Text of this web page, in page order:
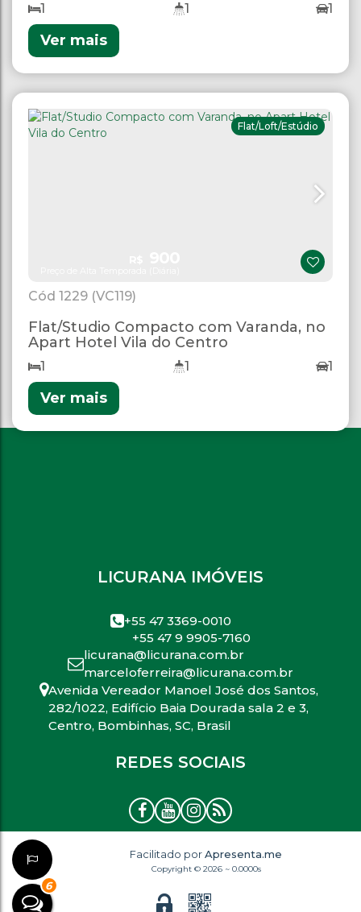
6
1 1 1
Ver mais
1229 (VC119)
Flat/Loft/Estúdio
Flat/Studio Compacto com Varanda, no
Apart Hotel Vila do Centro
1 1 1
Ver mais
LICURANA IMÓVEIS
+55 47 3369-0010
+55 47 9 9905-7160
licurana@licurana.com.br
marceloferreira@licurana.com.br
Avenida Vereador Manoel José dos Santos,
282/1022, Edifício Baia Dourada sala 2 e 3,
Centro, Bombinhas, SC, Brasil
REDES SOCIAIS
Facilitado porApresenta.me
Copyright © 2026 ~ 0.0000s